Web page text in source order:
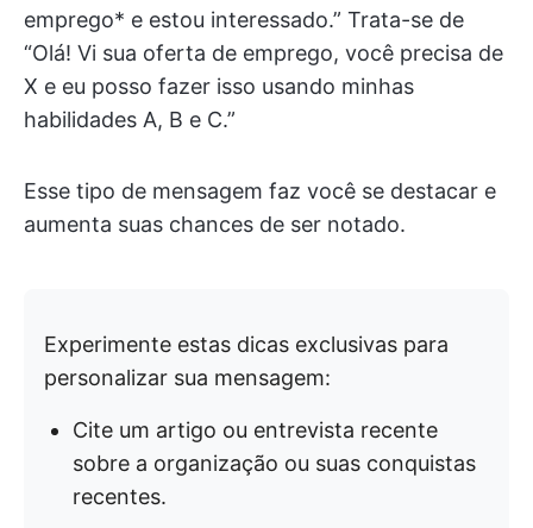
emprego* e estou interessado.” Trata-se de
“Olá! Vi sua oferta de emprego, você precisa de
X e eu posso fazer isso usando minhas
habilidades A, B e C.”
Esse tipo de mensagem faz você se destacar e
aumenta suas chances de ser notado.
Experimente estas dicas exclusivas para
personalizar sua mensagem:
Cite um artigo ou entrevista recente
sobre a organização ou suas conquistas
recentes.